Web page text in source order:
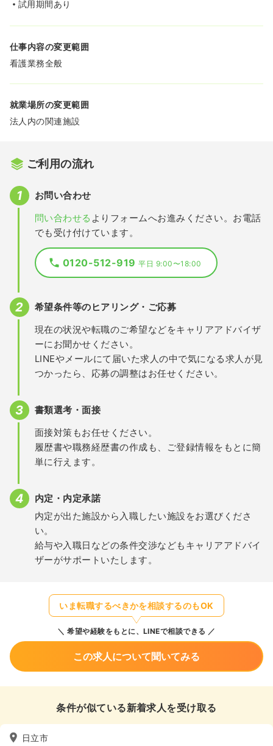
試用期間あり
仕事内容の変更範囲
看護業務全般
就業場所の変更範囲
法人内の関連施設
ご利用の流れ
お問い合わせ
問い合わせる よりフォームへお進みください。お電話
でも受け付けています。
0120-512-919平日 9:00〜18:00
希望条件等のヒアリング・ご応募
現在の状況や転職のご希望などをキャリアアドバイザ
ーにお聞かせください。
LINEやメールにて届いた求人の中で気になる求人が見
つかったら、応募の調整はお任せください。
書類選考・面接
面接対策もお任せください。
履歴書や職務経歴書の作成も、ご登録情報をもとに簡
単に行えます。
内定・内定承諾
内定が出た施設から入職したい施設をお選びくださ
い。
給与や入職日などの条件交渉などもキャリアアドバイ
ザーがサポートいたします。
いま転職するべきかを相談するのもOK
希望や経験をもとに、LINEで相談できる
この求人について聞いてみる
条件が似ている新着求人を受け取る
日立市